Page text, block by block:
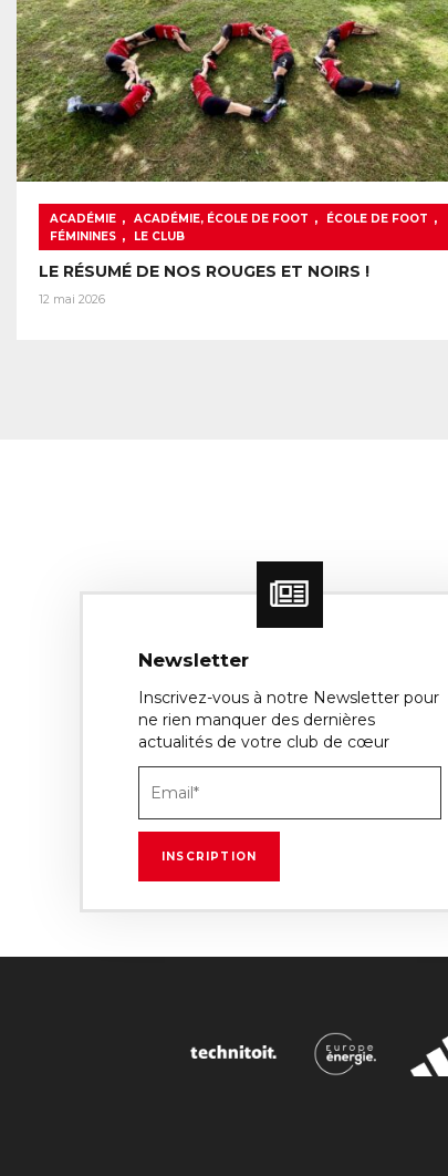
ACADÉMIE , ACADÉMIE, ÉCOLE DE FOOT , ÉCOLE DE FOOT ,
FÉMININES , LE CLUB
LE RÉSUMÉ DE NOS ROUGES ET NOIRS !
12 mai 2026
Newsletter
Inscrivez-vous à notre Newsletter pour
ne rien manquer des dernières
actualités de votre club de cœur